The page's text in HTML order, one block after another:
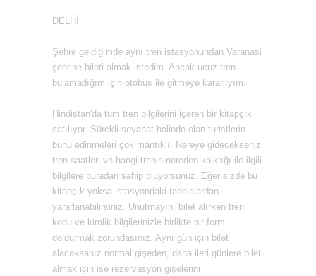
DELHİ
Şehre geldiğimde aynı tren istasyonundan Varanasi
şehrine bileti almak istedim. Ancak ucuz tren
bulamadığım için otobüs ile gitmeye kararlıyım.
Hindistan'da tüm tren bilgilerini içeren bir kitapçık
satılıyor. Sürekli seyahat halinde olan turistlerin
bunu edinmeleri çok mantıklı. Nereye gidecekseniz
tren saatleri ve hangi trenin nereden kalktığı ile ilgili
bilgilere buradan sahip oluyorsunuz. Eğer sizde bu
kitapçık yoksa istasyondaki tabelalardan
yararlanabilirsiniz. Unutmayın, bilet alırken tren
kodu ve kimlik bilgilerinizle birlikte bir form
doldurmak zorundasınız. Aynı gün için bilet
alacaksanız normal gişeden, daha ileri günlere bilet
almak için ise rezervasyon gişelerini